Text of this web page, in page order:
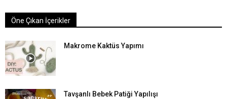
Öne Çıkan İçerikler
Makrome Kaktüs Yapımı
Tavşanlı Bebek Patiği Yapılışı